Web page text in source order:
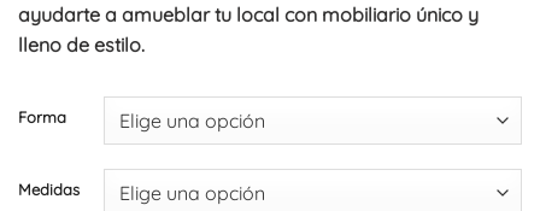
ayudarte a amueblar tu local con mobiliario único y
lleno de estilo.
Forma
Medidas